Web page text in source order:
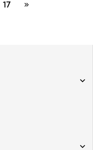
17